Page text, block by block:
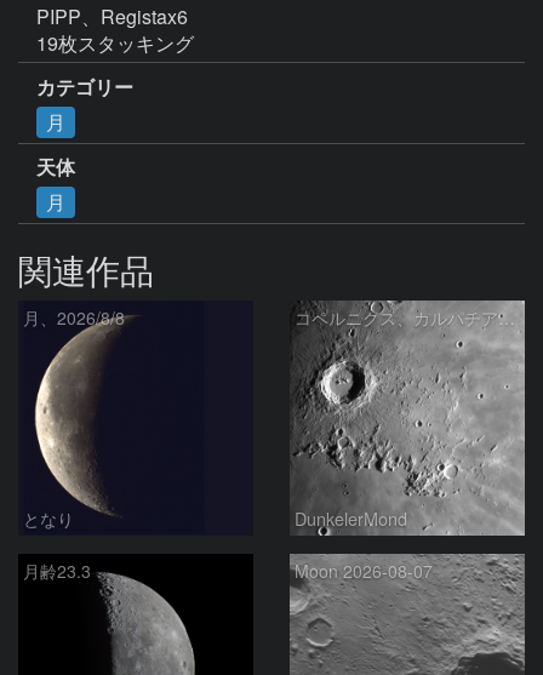
PIPP、Registax6
19枚スタッキング
カテゴリー
月
天体
月
関連作品
月、2026/8/8
となり
コペルニクス、カルパチア山脈付近
DunkelerMond
月齢23.3 Moon 2026-08-07